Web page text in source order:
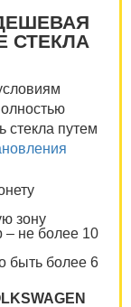
СТЕКЛА
стекла путем
зону
– не более 10
быть более 6